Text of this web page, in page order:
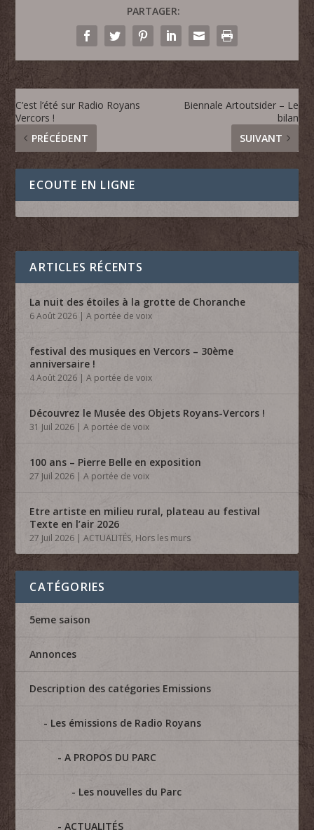
PARTAGER:
C’est l’été sur Radio Royans
Vercors !
PRÉCÉDENT
Biennale Artoutsider – Le
bilan
SUIVANT
ECOUTE EN LIGNE
ARTICLES RÉCENTS
La nuit des étoiles à la grotte de Choranche
6 Août 2026 |A portée de voix
festival des musiques en Vercors – 30ème
anniversaire !
4 Août 2026 |A portée de voix
Découvrez le Musée des Objets Royans-Vercors !
31 Juil 2026 |A portée de voix
100 ans – Pierre Belle en exposition
27 Juil 2026 |A portée de voix
Etre artiste en milieu rural, plateau au festival
Texte en l’air 2026
27 Juil 2026 |ACTUALITÉS, Hors les murs
CATÉGORIES
5eme saison
Annonces
Description des catégories Emissions
Les émissions de Radio Royans
A PROPOS DU PARC
Les nouvelles du Parc
ACTUALITÉS